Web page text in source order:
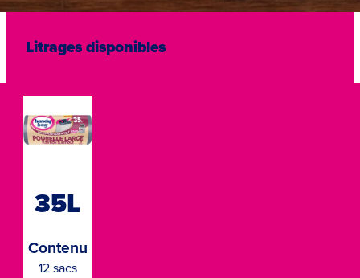
Litrages disponibles
35L
Contenu
12 sacs